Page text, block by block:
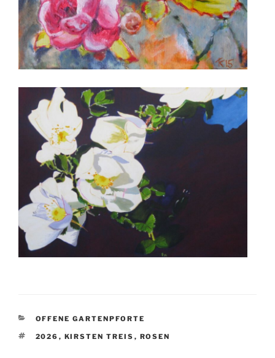
KATEGORIEN
OFFENE GARTENPFORTE
SCHLAGWÖRTER
2026 , KIRSTEN TREIS , ROSEN